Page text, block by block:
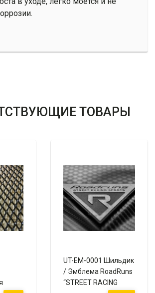
ТОВАРЫ
UT-EM-0001 Шильдик
/ Эмблема RoadRuns
“STREET RACING